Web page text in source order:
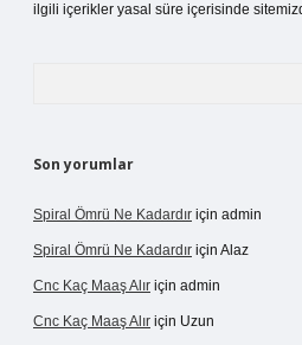
ilgili içerikler yasal süre içerisinde
Son yorumlar
Spiral Ömrü Ne Kadardır için admin
Spiral Ömrü Ne Kadardır için Alaz
Cnc Kaç Maaş Alır için admin
Cnc Kaç Maaş Alır için Uzun